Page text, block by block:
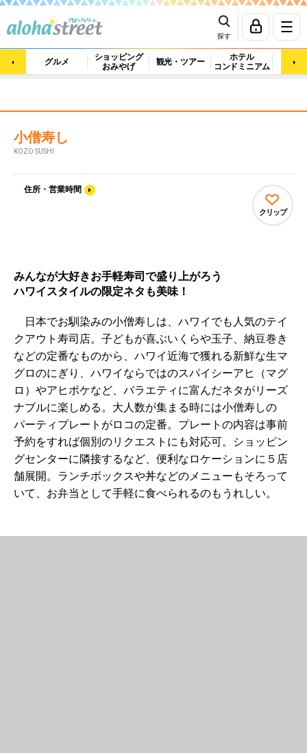
探す
グルメ
ショッピング
おみやげ
観光・ツアー
ホテル
コンドミニアム
マッ
小僧寿し
KOZO SUSHI
住所・営業時間
クリップ
みんなが大好きお手軽寿司で盛り上がろう
ハワイスタイルの限定ネタも美味！
日本でお馴染みの小僧寿しは、ハワイでも人気のテイ
クアウト寿司店。子どもが喜ぶいくらや玉子、納豆巻き
などの定番なものから、ハワイ近海で獲れる新鮮な生マ
グロのにぎり、ハワイならではのスパイシーアヒ（マグ
ロ）やアヒポケなど、バラエティに富んだネタがリーズ
ナブルに楽しめる。大人数が集まる時には小僧寿しの
パーティプレートがロコの定番。プレートの内容は事前
予約をすれば個別のリクエストにも対応可。ショッピン
グセンターに隣接するなど、便利なロケーションに５店
舗展開。ランチボックスや丼などのメニューもそろって
いて、お弁当として手軽に食べられるのもうれしい。